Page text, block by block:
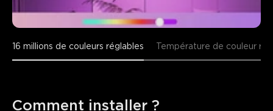
16 millions de couleurs réglables Température de couleur
Comment installer ?